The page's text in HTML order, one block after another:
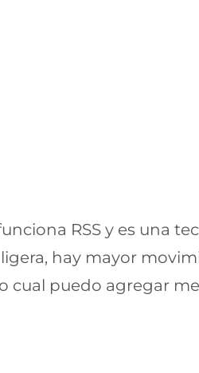
RSS y es una
hay mayor
cual puedo agregar